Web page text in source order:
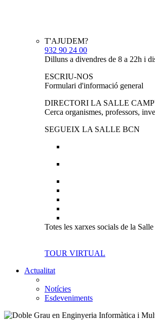
T'AJUDEM?
932 90 24 00
Dilluns a divendres de 8 a 22h i
ESCRIU-NOS
Formulari d'informació general
DIRECTORI LA SALLE
Cerca organismes, professors,
SEGUEIX LA SALLE BCN
Totes les xarxes socials de la
TOUR VIRTUAL
Actualitat
Notícies
Esdeveniments